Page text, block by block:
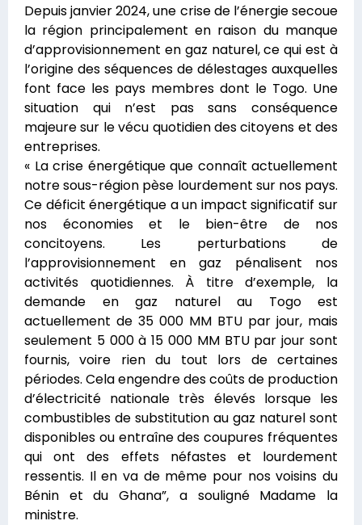
Depuis janvier 2024, une crise de l’énergie secoue
la région principalement en raison du manque
d’approvisionnement en gaz naturel, ce qui est à
l’origine des séquences de délestages auxquelles
font face les pays membres dont le Togo. Une
situation qui n’est pas sans conséquence
majeure sur le vécu quotidien des citoyens et des
entreprises.
« La crise énergétique que connaît actuellement
notre sous-région pèse lourdement sur nos pays.
Ce déficit énergétique a un impact significatif sur
nos économies et le bien-être de nos
concitoyens. Les perturbations de
l’approvisionnement en gaz pénalisent nos
activités quotidiennes. À titre d’exemple, la
demande en gaz naturel au Togo est
actuellement de 35 000 MM BTU par jour, mais
seulement 5 000 à 15 000 MM BTU par jour sont
fournis, voire rien du tout lors de certaines
périodes. Cela engendre des coûts de production
d’électricité nationale très élevés lorsque les
combustibles de substitution au gaz naturel sont
disponibles ou entraîne des coupures fréquentes
qui ont des effets néfastes et lourdement
ressentis. Il en va de même pour nos voisins du
Bénin et du Ghana”, a souligné Madame la
ministre.